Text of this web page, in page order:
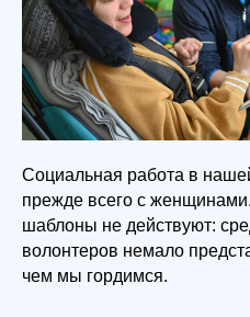
Социальная работа в
прежде всего с
шаблоны не действуют:
волонтеров немало
чем мы гордимся.